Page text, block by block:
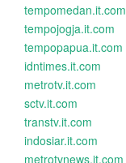
tempomedan.it.com
tempojogja.it.com
tempopapua.it.com
idntimes.it.com
metrotv.it.com
sctv.it.com
transtv.it.com
indosiar.it.com
metrotvnews.it.com